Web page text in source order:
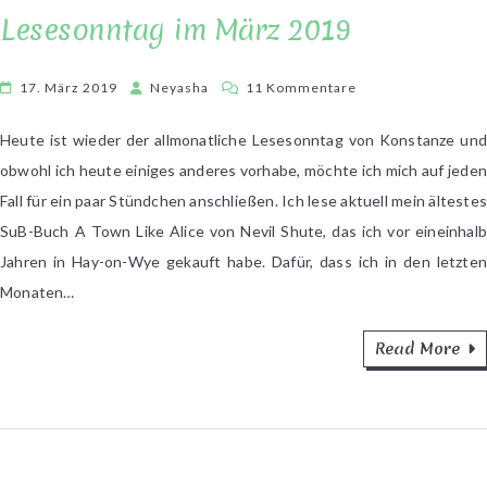
Lesesonntag im März 2019
17. März 2019 Neyasha 11 Kommentare
im
März
Heute ist wieder der allmonatliche Lesesonntag von Konstanze und
obwohl ich heute einiges anderes vorhabe, möchte ich mich auf jeden
Fall für ein paar Stündchen anschließen. Ich lese aktuell mein ältestes
SuB-Buch A Town Like Alice von Nevil Shute, das ich vor eineinhalb
Jahren in Hay-on-Wye gekauft habe. Dafür, dass ich in den letzten
Monaten…
Read More